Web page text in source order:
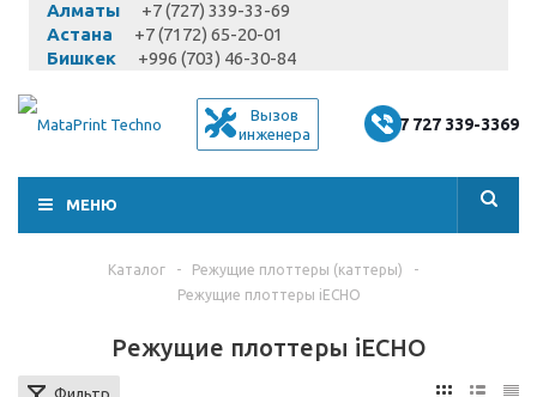
Алматы
+7 (727) 339-33-69
Астана
+7 (7172) 65-20-01
Бишкек
+996 (703) 46-30-84
Вызов
инженера
+7 727 339-3369
МЕНЮ
Каталог - Режущие плоттеры (каттеры)
-
Режущие плоттеры iECHO
Режущие плоттеры iECHO
Фильтр